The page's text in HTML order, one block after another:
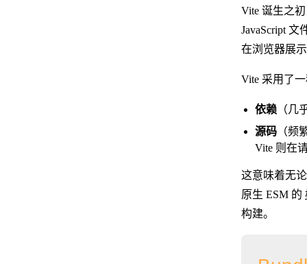
Vite 诞生之
JavaScript
在浏览器展
Vite 采用了
依赖 （几
源码 （频
Vite 则在
这意味着无
原生 ESM 的
构建。